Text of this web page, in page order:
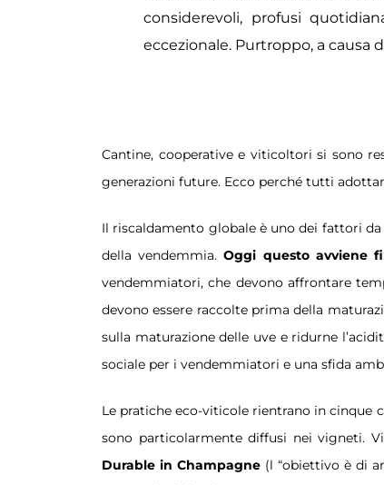
considerevoli, profusi
eccezionale. Purtroppo, a causa
Cantine, cooperative e viticoltori si sono
generazioni future. Ecco perché tutti
Il riscaldamento globale è uno dei fattori
della vendemmia.Oggi questo avviene
vendemmiatori, che devono affrontare
devono essere raccolte prima della
sulla maturazione delle uve e ridurne
sociale per i vendemmiatori e una sfida
Le pratiche eco-viticole rientrano in cinque
sono particolarmente diffusi nei vigneti.
Durable in Champagne(l “obiettivo è di